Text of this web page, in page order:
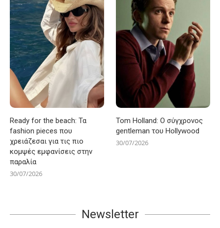
Ready for the beach: Τα
fashion pieces που
χρειάζεσαι για τις πιο
κομψές εμφανίσεις στην
παραλία
30/07/2026
Tom Holland: Ο σύγχρονος
gentleman του Hollywood
30/07/2026
Newsletter